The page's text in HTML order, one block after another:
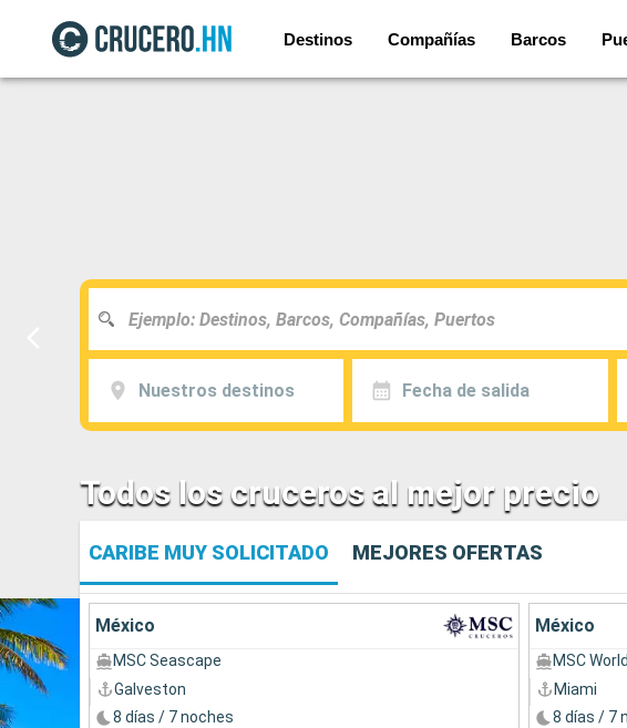
Destinos Compañías Barcos
Nuestros destinos Fecha de salida
Todos los cruceros al mejor precio
CARIBE MUY SOLICITADO MEJORES OFERTAS
México
MSC Seascape
Galveston
8 días / 7 noches
México
MSC
Miami
8 días / 7